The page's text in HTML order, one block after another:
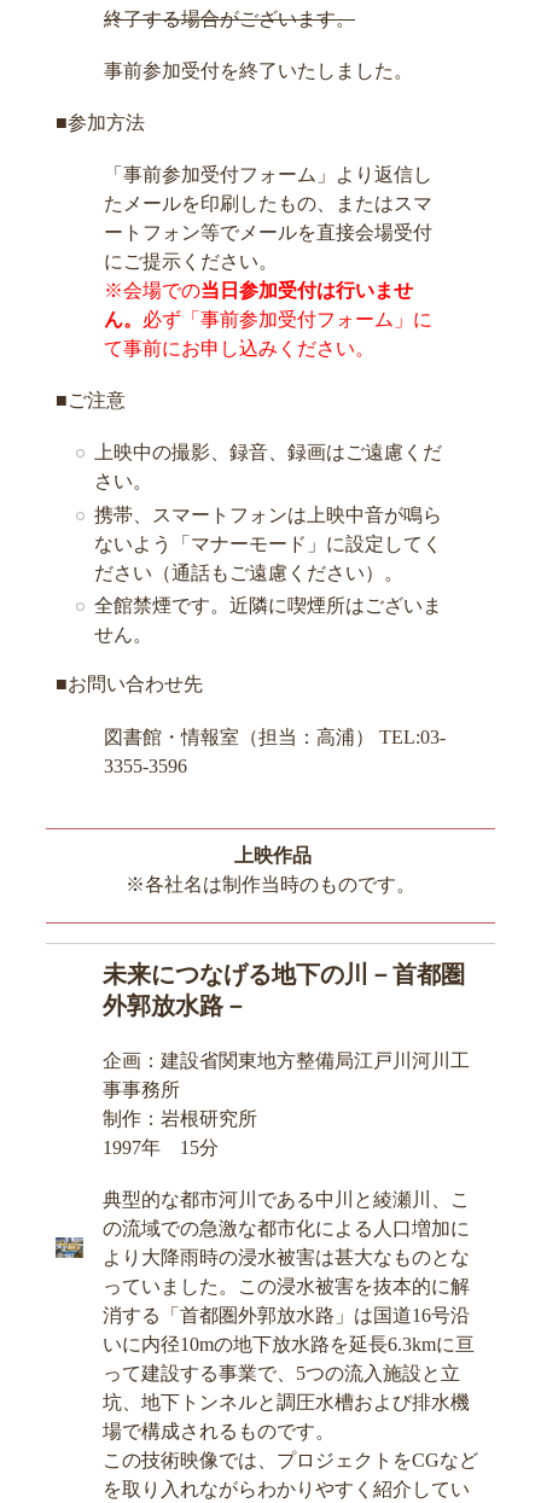
終了する場合がございます。
事前参加受付を終了いたしました。
■参加方法
「事前参加受付フォーム」より返信し
たメールを印刷したもの、またはスマ
ートフォン等でメールを直接会場受付
にご提示ください。
※会場での当日参加受付は行いませ
ん。 必ず「事前参加受付フォーム」に
て事前にお申し込みください。
■ご注意
上映中の撮影、録音、録画はご遠慮くだ
さい。
携帯、スマートフォンは上映中音が鳴ら
ないよう「マナーモード」に設定してく
ださい（通話もご遠慮ください）。
全館禁煙です。近隣に喫煙所はございま
せん。
■お問い合わせ先
図書館・情報室（担当：高浦） TEL:03-
3355-3596
上映作品
※各社名は制作当時のものです。
未来につなげる地下の川－首都圏
外郭放水路－
企画：建設省関東地方整備局江戸川河川工
事事務所
制作：岩根研究所
1997年 15分
典型的な都市河川である中川と綾瀬川、こ
の流域での急激な都市化による人口増加に
より大降雨時の浸水被害は甚大なものとな
っていました。この浸水被害を抜本的に解
消する「首都圏外郭放水路」は国道16号沿
いに内径10mの地下放水路を延長6.3kmに亘
って建設する事業で、5つの流入施設と立
坑、地下トンネルと調圧水槽および排水機
場で構成されるものです。
この技術映像では、プロジェクトをCGなど
を取り入れながらわかりやすく紹介してい